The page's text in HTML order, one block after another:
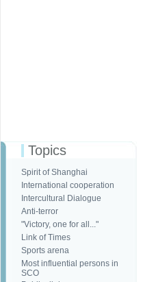
Topics
Spirit of Shanghai
International cooperation
Intercultural Dialogue
Anti-terror
"Victory, one for all..."
Link of Times
Sports arena
Most influential persons in
SCO